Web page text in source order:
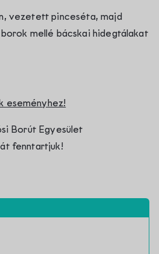
vezetett pinceséta, majd
mellé bácskai hidegtálakat
eseményhez!
Borút Egyesület
fenntartjuk!